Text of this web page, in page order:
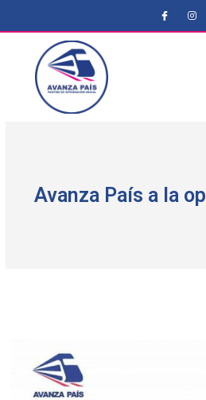
Avanza País a la